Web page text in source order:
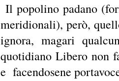
Il popolino padano
meridionali), però,
ignora, magari
quotidiano Libero non
e facendosene